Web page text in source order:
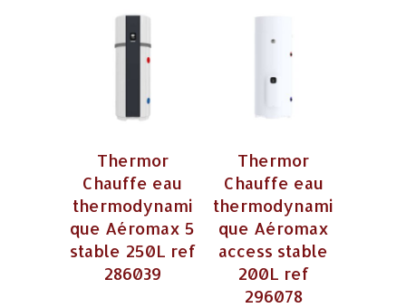
Thermor
Chauffe eau
thermodynami
que Aéromax 5
stable 250L ref
286039
Thermor
Chauffe eau
thermodynami
que Aéromax
access stable
200L ref
296078